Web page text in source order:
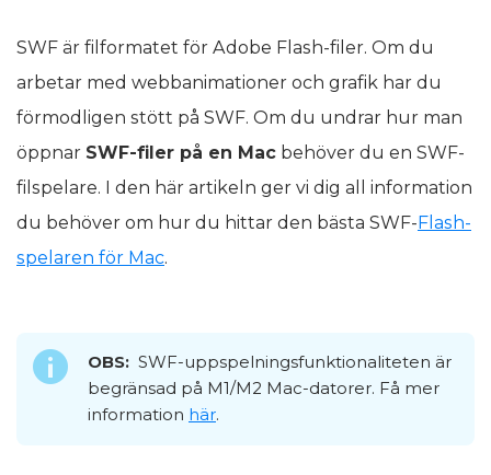
SWF är filformatet för Adobe Flash-filer. Om du
arbetar med webbanimationer och grafik har du
förmodligen stött på SWF. Om du undrar hur man
öppnar SWF-filer på en Mac behöver du en SWF-
filspelare. I den här artikeln ger vi dig all information
du behöver om hur du hittar den bästa SWF-Flash-
spelaren för Mac.
OBS: SWF-uppspelningsfunktionaliteten är
begränsad på M1/M2 Mac-datorer. Få mer
information här.